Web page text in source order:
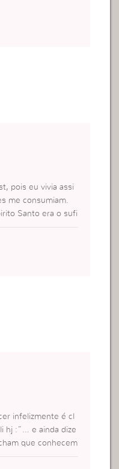
30 MINU
Ele mudou, pa
posso dizer, qu
pois eu vivia assi
me consumiam.
Santo era o sufi
e já não faç
em verdade.
esse post seja
continuo sendo.
infelizmente é cl
hj :”… e ainda dize
que conhecem